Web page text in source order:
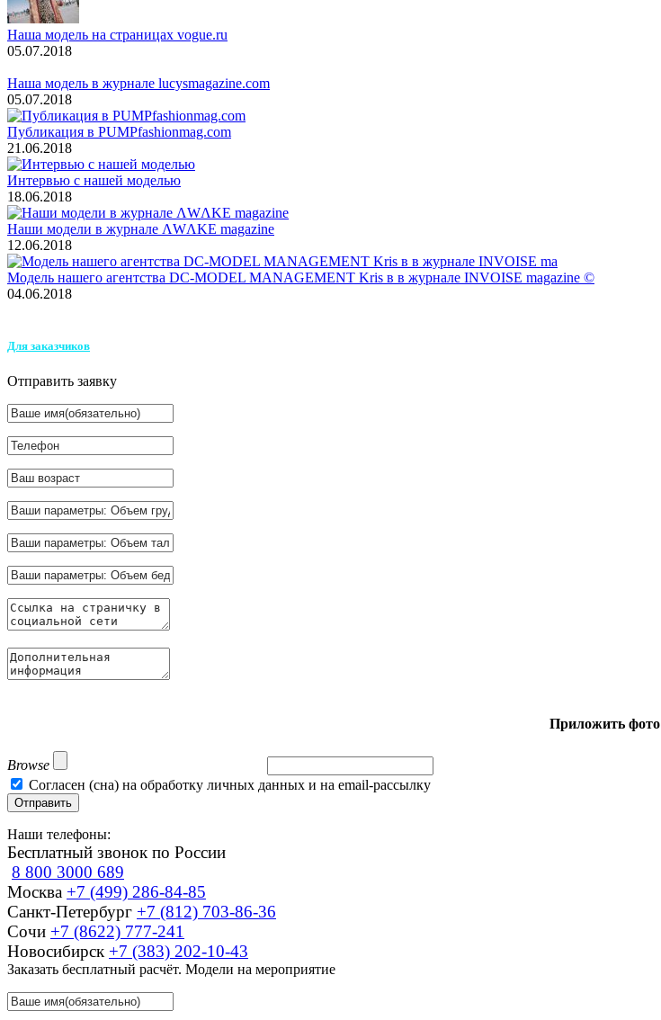
Наша модель на страницах vogue.ru
05.07.2018
Наша модель в журнале lucysmagazine.com
05.07.2018
Публикация в PUMPfashionmag.com
21.06.2018
Интервью с нашей моделью
18.06.2018
Наши модели в журнале ΛWΛKE magazine
12.06.2018
Модель нашего агентства DC-MODEL MANAGEMENT Kris в в журнале INVOISE magazine ©
04.06.2018
Для заказчиков
Отправить заявку
Приложить фото
Browse
Согласен (сна) на обработку личных данных и на email-рассылку
Отправить
Наши телефоны:
Бесплатный звонок по России
8 800 3000 689
Москва +7 (499) 286-84-85
Санкт-Петербург +7 (812) 703-86-36
Сочи +7 (8622) 777-241
Новосибирск +7 (383) 202-10-43
Заказать бесплатный расчёт. Модели на мероприятие